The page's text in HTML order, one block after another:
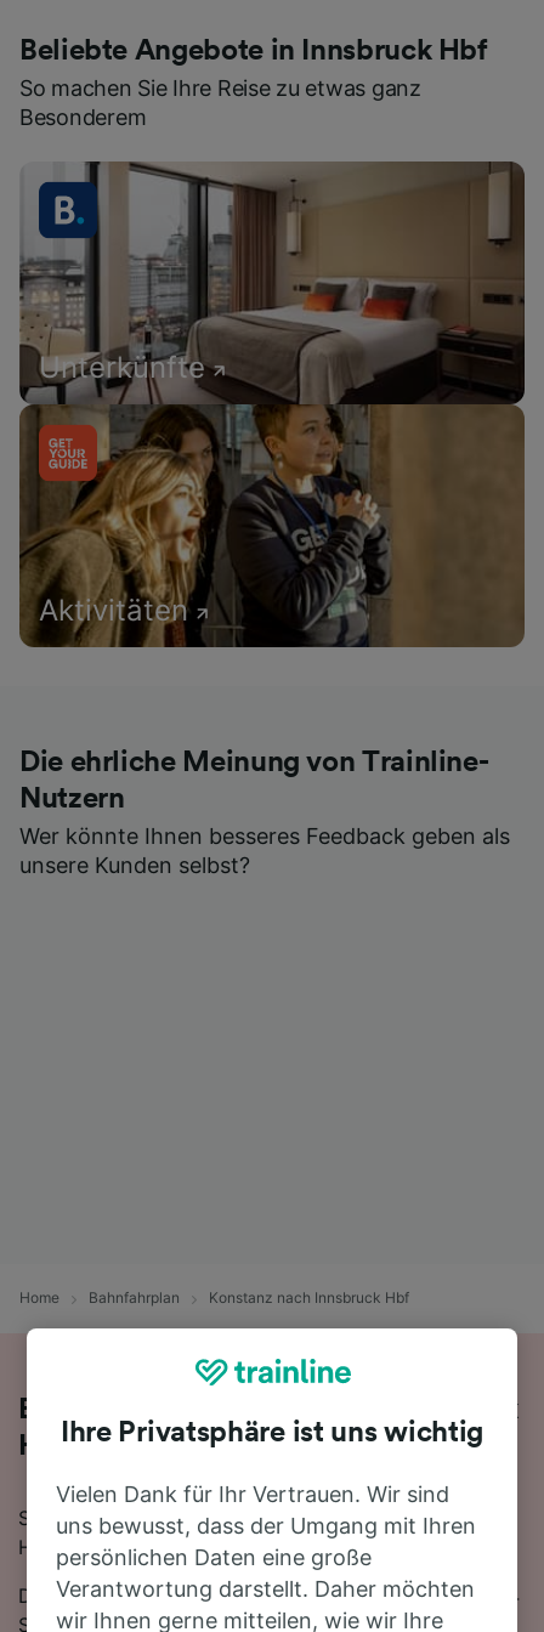
Beliebte Angebote in Innsbruck Hbf
So machen Sie Ihre Reise zu etwas ganz
Besonderem
Unterkünfte
Aktivitäten
Die ehrliche Meinung von Trainline-
Nutzern
Wer könnte Ihnen besseres Feedback geben als
unsere Kunden selbst?
Home Bahnfahrplan Konstanz nach Innsbruck Hbf
Bequem von Konstanz nach Innsbruck
Hbf - nehmen Sie den Zug!
Sie wollen mit dem Zug von Konstanz nach Innsbruck
Hbf reisen? Dann sind Sie bei uns genau richtig!
Die Fahrtzeit beträgt mit der schnellsten Verbindung 4
Stunden 27 Minuten. Auf der 173 km langen Strecke
Ihre Privatsphäre ist uns wichtig
Vielen Dank für Ihr Vertrauen. Wir sind
uns bewusst, dass der Umgang mit Ihren
persönlichen Daten eine große
Verantwortung darstellt. Daher möchten
wir Ihnen gerne mitteilen, wie wir Ihre